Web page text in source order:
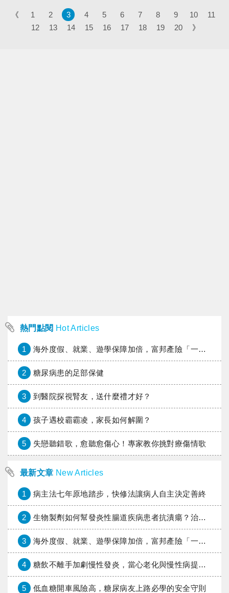
係的利刃！
《 1 2 3 4 5 6 7 8 9 10
11
12
13 14 15 16 17 18 19 20 》
熱門點閱 Hot Articles
1 海外度假、就業、遊學保障加倍，富邦產險「一期逐夢」專案加碼遠距醫療與緊急救援
2 糖尿病患的足部保健
3 到醫院探視腎友，送什麼禮才好？
4 孩子遇校霸霸凌，家長如何解圍？
5 失戀聽錯歌，愈聽愈傷心！專家教你挑對療傷情歌
最新文章 New Articles
1 病主法七年原地踏步，快修法讓病人自主決定善終
2 生物製劑如何幫發炎性腸道疾病患者抗潰瘍？治療進展與健保給付困境一次看
3 海外度假、就業、遊學保障加倍，富邦產險「一期逐夢」專案加碼遠距醫療與緊急救援
4 糖飲不離手加劇慢性發炎，當心老化與慢性病提早報到
5 低血糖開車風險高，糖尿病友上路必學的安全守則